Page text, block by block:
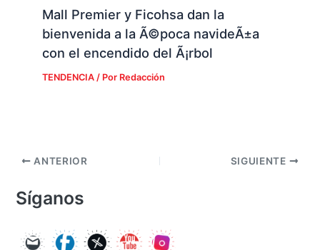
Mall Premier y Ficohsa dan la
bienvenida a la Ã©poca navideÃ±a
con el encendido del Ã¡rbol
TENDENCIA/ Por Redacción
ANTERIOR SIGUIENTE
Síganos